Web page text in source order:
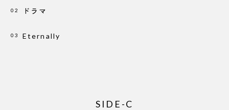
02 ドラマ
03 Eternally
SIDE-C